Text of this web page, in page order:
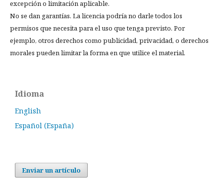
excepción o limitación aplicable.
No se dan garantías. La licencia podría no darle todos los
permisos que necesita para el uso que tenga previsto. Por
ejemplo, otros derechos como publicidad, privacidad, o derechos
morales pueden limitar la forma en que utilice el material.
Idioma
English
Español (España)
Enviar un artículo